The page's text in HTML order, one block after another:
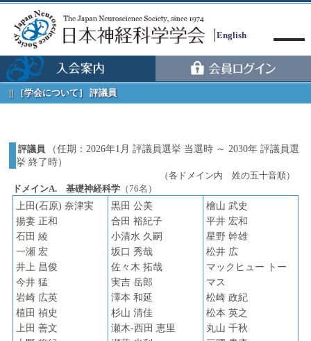
English
［学会について］ 評議員
評議員
（任期：2026年1月 評議員選挙 当選時 ～ 2030年 評議員選
挙 終了時）
（各ドメイン内 姓の五十音順）
ドメインA. 基礎神経科学（76名）
上田(石原) 奈津実
揚妻 正和
石田 綾
一瀬 宏
井上 昌俊
今井 猛
岩崎 広英
植田 禎史
上田 善文
黒田 公美
合田 裕紀子
小清水 久嗣
坂口 秀哉
佐々木 拓哉
実吉 岳郎
澤本 和延
杉山 清佳
瀬木-西田 恵里
檜山 武史
平井 宏和
星野 幹雄
松井 広
マックヒュー トー
マス
松崎 政紀
松本 英之
丸山 千秋